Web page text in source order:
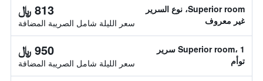
Superior room، نوع السرير
غير معروف
813 ﷼
سعر الليلة شامل الصريبة المضافة
Superior room، 1 سرير
توأم
950 ﷼
سعر الليلة شامل الصريبة المضافة